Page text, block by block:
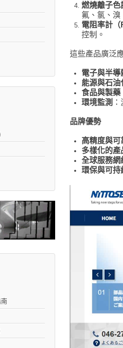
燃燒離子
氟、氯、溴
電阻率計
控制。
這些產品廣泛
電子與半導
能源與石油
食品與製藥
環境監測
品牌優勢
高精度與可
多樣化的產
全球服務網
環保與可持